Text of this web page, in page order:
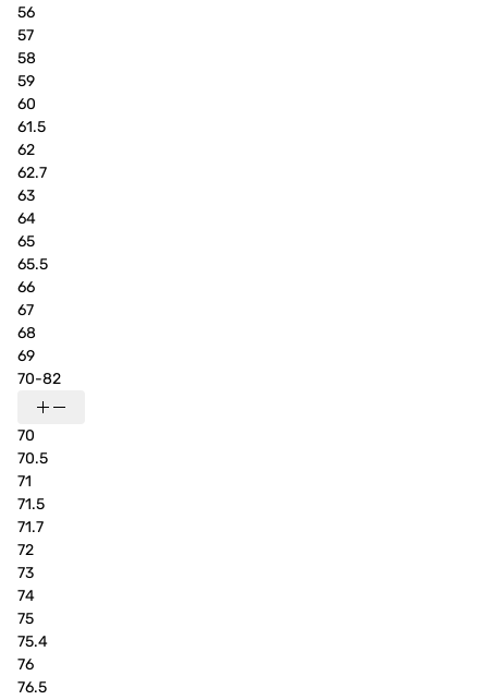
56
57
58
59
60
61.5
62
62.7
63
64
65
65.5
66
67
68
69
70-82
70
70.5
71
71.5
71.7
72
73
74
75
75.4
76
76.5